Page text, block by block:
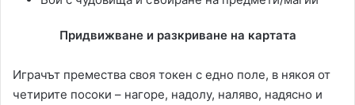
Придвижване и разкриване на картата
Играчът премества своя токен с едно поле, в някоя от
четирите посоки – нагоре, надолу, наляво, надясно и